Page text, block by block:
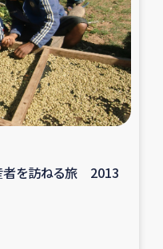
リー・リサイクル・プロ
業
業
者を訪ねる旅 2013